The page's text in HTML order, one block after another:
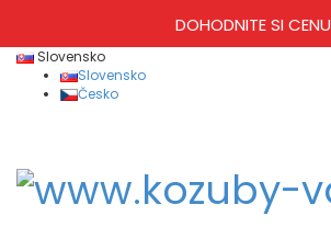
DOHODNITE SI CENU
Slovensko
Slovensko
Česko